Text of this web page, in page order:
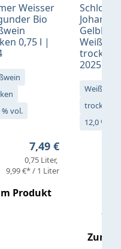
Weisser
Bio
0,75 l |
% vol.
Regulärer Preis:
7,49 €
0,75 Liter
9,99 €* / 1 Liter
Produkt
Schloß
Gelblack
trocken
2025
Weißwein
trocken
12,0 % vol.
Zum